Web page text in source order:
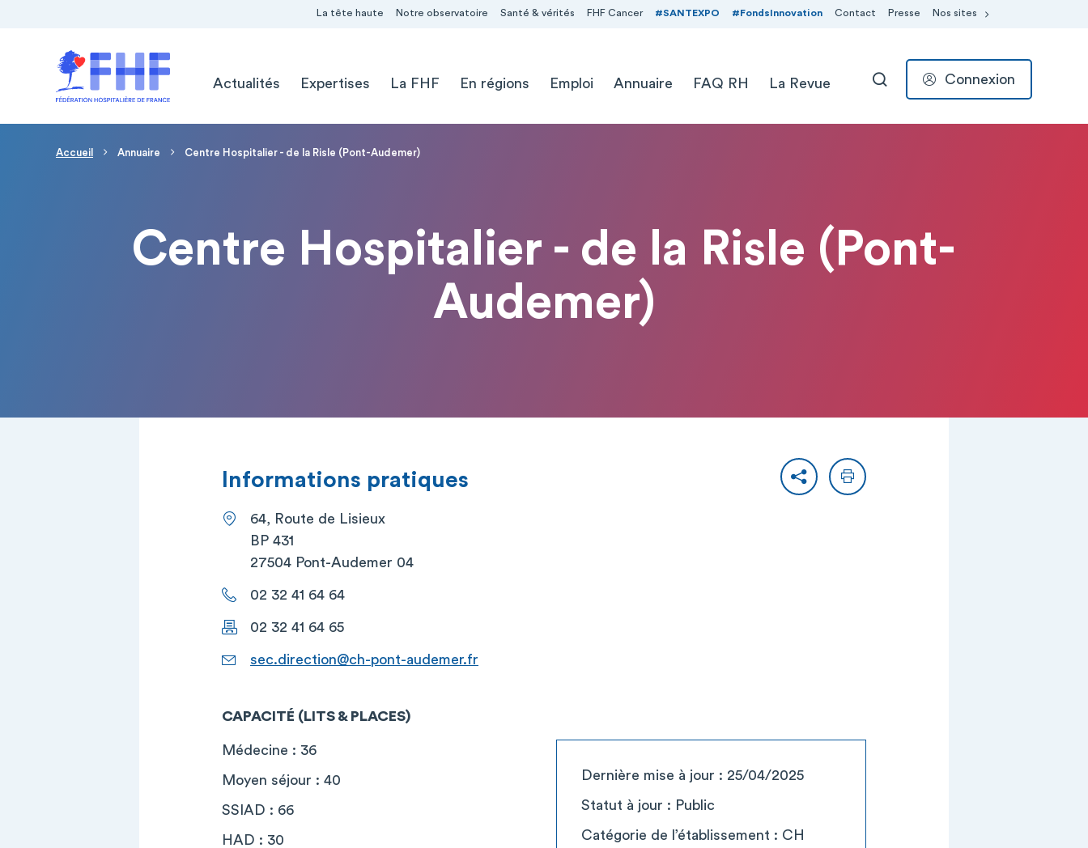
La tête haute Notre observatoire Santé & vérités FHF Cancer #SANTEXPO #FondsInnovation Contact Presse Nos sites
Actualités
Expertises La FHF En régions Emploi Annuaire FAQ RH La Revue RECHERCHER
Connexion
Fil d'Ariane
Accueil Annuaire Centre Hospitalier - de la Risle (Pont-Audemer)
Centre Hospitalier - de la Risle (Pont-
Audemer)
PartagerImprimer
Informations pratiques
64, Route de Lisieux
BP 431
27504 Pont-Audemer 04
02 32 41 64 64
02 32 41 64 65
sec.direction@ch-pont-audemer.fr
CAPACITÉ (LITS & PLACES)
Médecine : 36
Moyen séjour : 40
SSIAD : 66
HAD : 30
Dernière mise à jour : 25/04/2025
Statut à jour : Public
Catégorie de l’établissement : CH